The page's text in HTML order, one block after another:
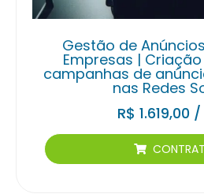
Gestão de
Empresas |
campanhas de
nas Redes
R$ 1.619,00 /